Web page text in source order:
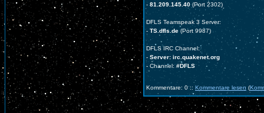
- 81.209.145.40(Port 2302)
DFLS Teamspeak 3 Server:
- TS.dfls.de (Port 9987)
DFLS IRC Channel:
- Server: irc.quakenet.org
- Channel:#DFLS
Kommentare: 0 :: Kommentare lesen (